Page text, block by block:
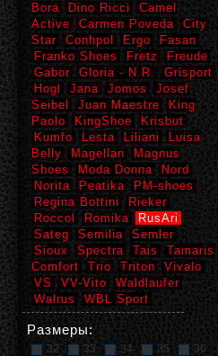
Bora
Dino Ricci
Camel
Active
Carmen Poveda
City
Star
Conhpol Ergo
Fasan
Franko Shoes
Fretz
Freude
Gabor
Gloria - N.R.
Grisport
Hogl
Jana Jomos
Josef
Seibel
Juan Maestre
King
Paolo
KingShoe
Krisbut
Kumfo
Lesta Liliani
Luisa
Belly
Magellan
Magnus
Shoes
Moda Donna
Nord
Norita
Peatika
PM-shoes
Regina Bottini
Rieker
Roccol
Romika
RusAri
Sateg
Semilia
Semler
Sioux
Spectra Tais
Tamaris
Comfort
Trio Triton
Vivalo
VS
VV-Vito
Waldlaufer
Walrus
WBL Sport
Размеры:
32 33 34 35
36